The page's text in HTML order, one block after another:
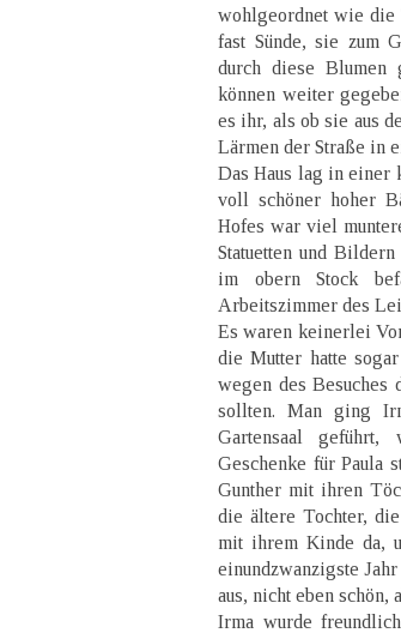
wohlgeordnet wie die
fast Sünde, sie zum
durch diese Blumen
können weiter
es ihr, als ob sie aus
Lärmen der Straße in
Das Haus lag in einer
voll schöner hoher
Hofes war viel
Statuetten und
im obern Stock
Arbeitszimmer des
Es waren keinerlei
die Mutter hatte
wegen des Besuches
sollten. Man ging
Gartensaal
Geschenke für Paula
Gunther mit ihren
die ältere Tochter,
mit ihrem Kinde da,
einundzwanzigste
aus, nicht eben
Irma wurde